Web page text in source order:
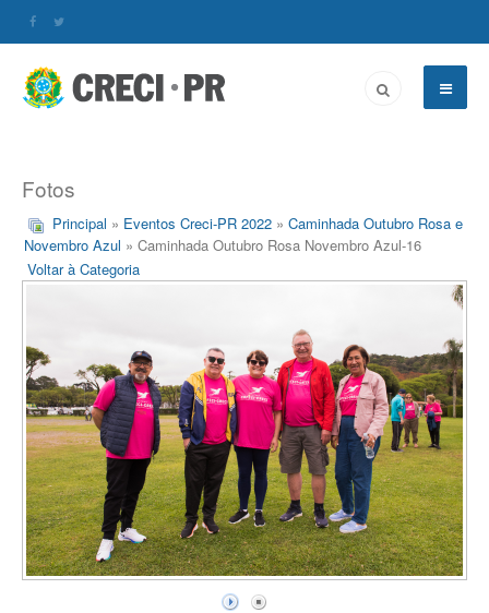
Fotos
Principal » Eventos Creci-PR 2022 » Caminhada Outubro Rosa e
Novembro Azul » Caminhada Outubro Rosa Novembro Azul-16
Voltar à Categoria